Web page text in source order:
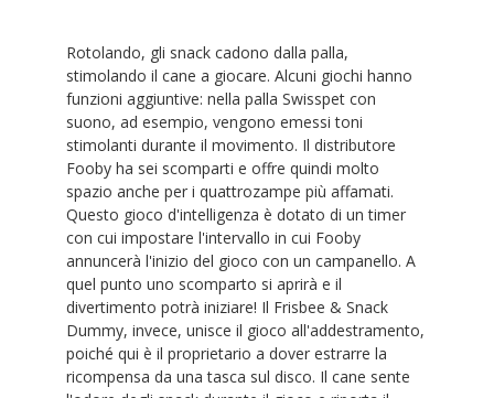
Rotolando, gli snack cadono dalla palla,
stimolando il cane a giocare. Alcuni giochi hanno
funzioni aggiuntive: nella palla Swisspet con
suono, ad esempio, vengono emessi toni
stimolanti durante il movimento. Il distributore
Fooby ha sei scomparti e offre quindi molto
spazio anche per i quattrozampe più affamati.
Questo gioco d'intelligenza è dotato di un timer
con cui impostare l'intervallo in cui Fooby
annuncerà l'inizio del gioco con un campanello. A
quel punto uno scomparto si aprirà e il
divertimento potrà iniziare! Il Frisbee & Snack
Dummy, invece, unisce il gioco all'addestramento,
poiché qui è il proprietario a dover estrarre la
ricompensa da una tasca sul disco. Il cane sente